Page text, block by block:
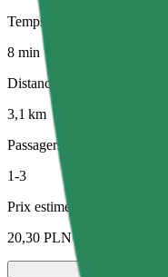
Temps de trajet estimé
8 min
Distance estimée
3,1 km
Passagers
1-3
Prix estimé
20,30 PLN